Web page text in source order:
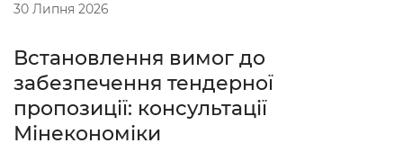
30 Липня 2026
Встановлення вимог до
забезпечення тендерної
пропозиції: консультації
Мінекономіки